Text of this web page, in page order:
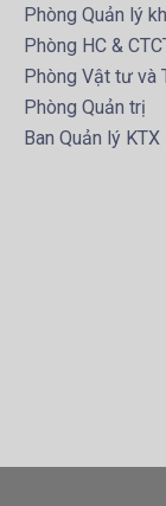
Phòng Quản lý
Phòng HC &
Phòng Vật tư và
Phòng Quản trị
Ban Quản lý KTX